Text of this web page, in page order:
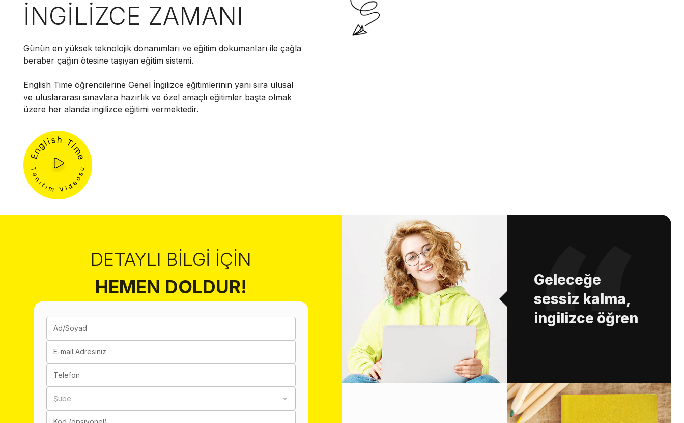
İNGİLİZCE ZAMANI
Günün en yüksek teknolojik donanımları ve eğitim dokumanları ile çağla
beraber çağın ötesine taşıyan eğitim sistemi.
English Time öğrencilerine Genel İngilizce eğitimlerinin yanı sıra ulusal
ve uluslararası sınavlara hazırlık ve özel amaçlı eğitimler başta olmak
üzere her alanda ingilizce eğitimi vermektedir.
DETAYLI BILGI İÇIN
HEMEN DOLDUR!
Ad/Soyad
E-mail Adresiniz
Telefon
Şube
Geleceğe
sessiz kalma,
ingilizce öğren